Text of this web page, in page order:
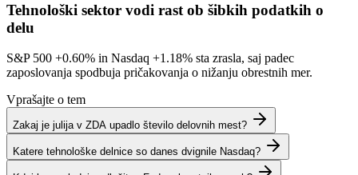
Tehnološki sektor vodi rast ob šibkih podatkih o
delu
S&P 500 +0.60% in Nasdaq +1.18% sta zrasla, saj padec
zaposlovanja spodbuja pričakovanja o nižanju obrestnih mer.
Vprašajte o tem
Zakaj je julija v ZDA upadlo število delovnih mest?
Katere tehnološke delnice so danes dvignile Nasdaq?